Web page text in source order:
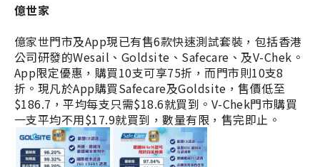
億世家
億家世門市及App現已有售6款快速測試套裝，包括香港
公司研發的Wesail、Goldsite、Safecare、及V-Chek。
App限定優惠，購買10支可享75折，而門市則10支8
折。現凡於App購買Safecare及Goldsite，售價低至
$186.7，平均每支只需$18.6就買到。V-Chek門市購買
一支平均不用$17.9就買到，數量有限，售完即止。